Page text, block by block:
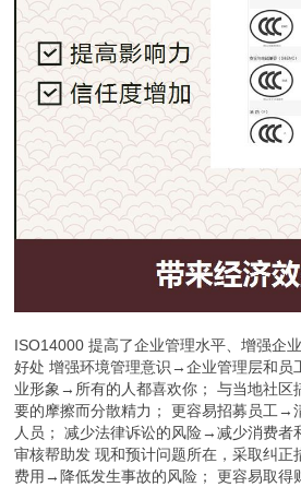
ISO14000 提高了企业管理水平、增强企
好处 增强环境管理意识→企业管理层和员
业形象→所有的人都喜欢你； 与当地社
要的摩擦而分散精力； 更容易招募员工→
人员； 减少法律诉讼的风险→减少消费者
审核帮助发 现和预计问题所在，采取纠正
费用→降低发生事故的风险； 更容易取